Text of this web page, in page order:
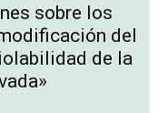
sobre los
del
de la